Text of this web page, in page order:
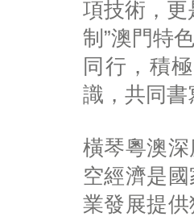
項技術，更
制”澳門特
同行，積
識，共同
橫琴粵澳
空經濟是
業發展提